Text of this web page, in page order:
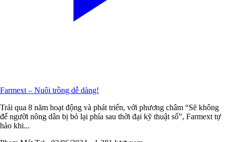
Farmext – Nuôi trồng dễ dàng!
Trải qua 8 năm hoạt động và phát triển, với phương châm “Sẽ không
để người nông dân bị bỏ lại phía sau thời đại kỹ thuật số”, Farmext tự
hào khi...